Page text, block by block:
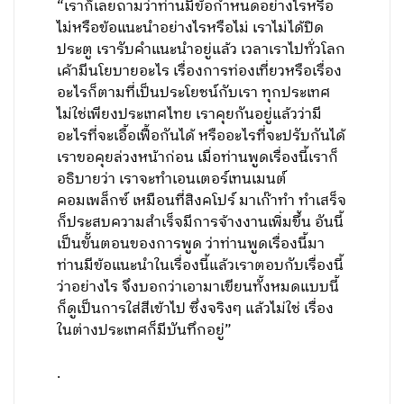
“เราก็เลยถามว่าท่านมีข้อกำหนดอย่างไรหรือ
ไม่หรือข้อแนะนำอย่างไรหรือไม่ เราไม่ได้ปิด
ประตู เรารับคำแนะนำอยู่แล้ว เวลาเราไปทั่วโลก
เค้ามีนโยบายอะไร เรื่องการท่องเที่ยวหรือเรื่อง
อะไรก็ตามที่เป็นประโยชน์กับเรา ทุกประเทศ
ไม่ใช่เพียงประเทศไทย เราคุยกันอยู่แล้วว่ามี
อะไรที่จะเอื้อเฟื้อกันได้ หรืออะไรที่จะปรับกันได้
เราขอคุยล่วงหน้าก่อน เมื่อท่านพูดเรื่องนี้เราก็
อธิบายว่า เราจะทำเอนเตอร์เทนเมนต์
คอมเพล็กซ์ เหมือนที่สิงคโปร์ มาเก๊าทำ ทำเสร็จ
ก็ประสบความสำเร็จมีการจ้างงานเพิ่มขึ้น อันนี้
เป็นขั้นตอนของการพูด ว่าท่านพูดเรื่องนี้มา
ท่านมีข้อแนะนำในเรื่องนี้แล้วเราตอบกับเรื่องนี้
ว่าอย่างไร จึงบอกว่าเอามาเขียนทั้งหมดแบบนี้
ก็ดูเป็นการใส่สีเข้าไป ซึ่งจริงๆ แล้วไม่ใช่ เรื่อง
ในต่างประเทศก็มีบันทึกอยู่”
.